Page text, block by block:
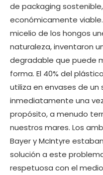
de packaging
económicamente
micelio de los hongos
naturaleza, inventaron
degradable que puede
forma. El 40% del
utiliza en envases de un
inmediatamente una
propósito, a menudo
nuestros mares. Los
Bayer y McIntyre
solución a este
respetuosa con el